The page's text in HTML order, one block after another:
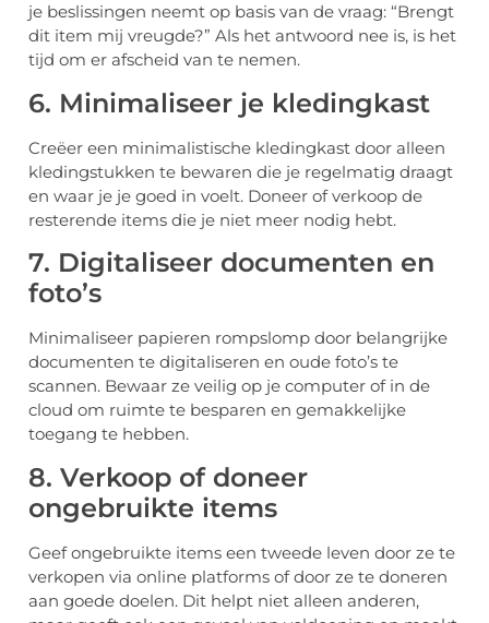
je beslissingen neemt op basis van de vraag: “Brengt
dit item mij vreugde?” Als het antwoord nee is, is het
tijd om er afscheid van te nemen.
6. Minimaliseer je kledingkast
Creëer een minimalistische kledingkast door alleen
kledingstukken te bewaren die je regelmatig draagt
en waar je je goed in voelt. Doneer of verkoop de
resterende items die je niet meer nodig hebt.
7. Digitaliseer documenten en
foto’s
Minimaliseer papieren rompslomp door belangrijke
documenten te digitaliseren en oude foto’s te
scannen. Bewaar ze veilig op je computer of in de
cloud om ruimte te besparen en gemakkelijke
toegang te hebben.
8. Verkoop of doneer
ongebruikte items
Geef ongebruikte items een tweede leven door ze te
verkopen via online platforms of door ze te doneren
aan goede doelen. Dit helpt niet alleen anderen,